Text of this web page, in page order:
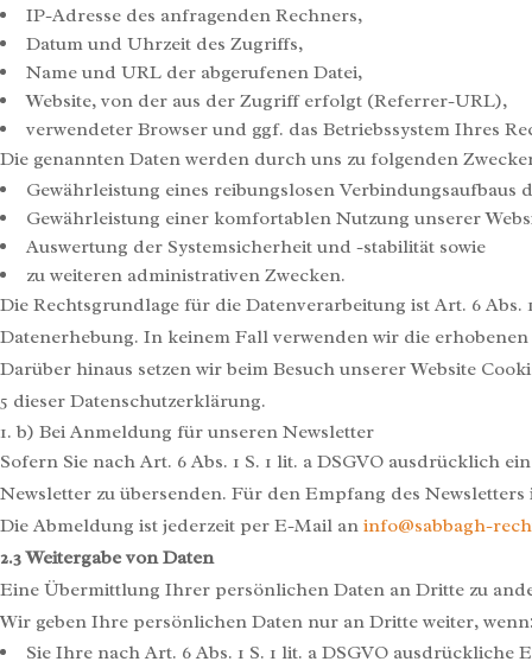
IP-Adresse des anfragenden Rechners,
Datum und Uhrzeit des Zugriffs,
Name und URL der abgerufenen Datei,
Website, von der aus der Zugriff erfolgt (Referrer-URL),
verwendeter Browser und ggf. das Betriebssystem Ihres
Die genannten Daten werden durch uns zu folgenden
Gewährleistung eines reibungslosen Verbindungsaufbaus
Gewährleistung einer komfortablen Nutzung unserer
Auswertung der Systemsicherheit und -stabilität sowie
zu weiteren administrativen Zwecken.
Die Rechtsgrundlage für die Datenverarbeitung ist Art. 6 Abs.
Datenerhebung. In keinem Fall verwenden wir die
Darüber hinaus setzen wir beim Besuch unserer Website
5 dieser Datenschutzerklärung.
b) Bei Anmeldung für unseren Newsletter
Sofern Sie nach Art. 6 Abs. 1 S. 1 lit. a DSGVO ausdrücklich
Newsletter zu übersenden. Für den Empfang des
Die Abmeldung ist jederzeit per E-Mail an info@sabbagh-
2.3 Weitergabe von Daten
Eine Übermittlung Ihrer persönlichen Daten an Dritte zu
Wir geben Ihre persönlichen Daten nur an Dritte weiter,
Sie Ihre nach Art. 6 Abs. 1 S. 1 lit. a DSGVO